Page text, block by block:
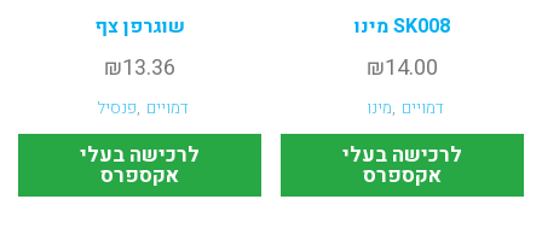
SK008 מינו
₪14.00
דמויים ,מינו
לרכישה בעלי
אקספרס
שוגרפן צף
₪13.36
דמויים ,פנסיל
לרכישה בעלי
אקספרס